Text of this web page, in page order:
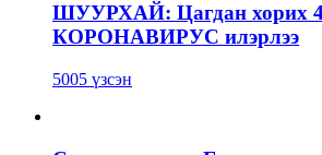
ШУУРХАЙ: Цагдан хорих
КОРОНАВИРУС илэрлээ
5005 үзсэн